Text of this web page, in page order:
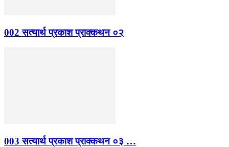
002 सत्यार्थ प्रकाश प्राक्कथन ०२
003 सत्यार्थ प्रकाश प्राक्कथन ०३ …